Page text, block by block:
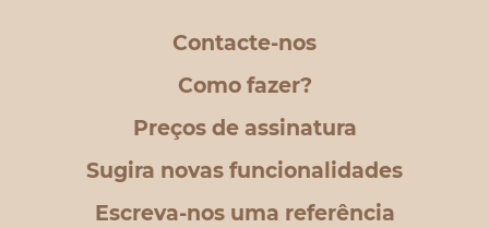
Contacte-nos
Como fazer?
Preços de assinatura
Sugira novas funcionalidades
Escreva-nos uma referência